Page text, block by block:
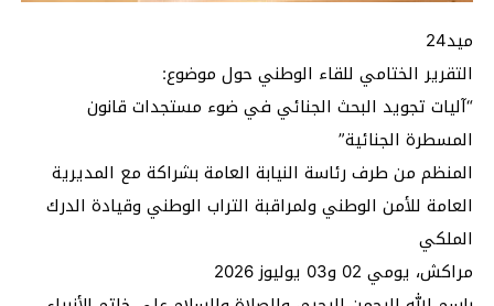
ميد24
التقرير الختامي للقاء الوطني حول موضوع:
“آليات تجويد البحث الجنائي في ضوء مستجدات قانون
المسطرة الجنائية”
المنظم من طرف رئاسة النيابة العامة بشراكة مع المديرية
العامة للأمن الوطني ولمراقبة التراب الوطني وقيادة الدرك
الملكي
مراكش، يومي 02 و03 يوليوز 2026